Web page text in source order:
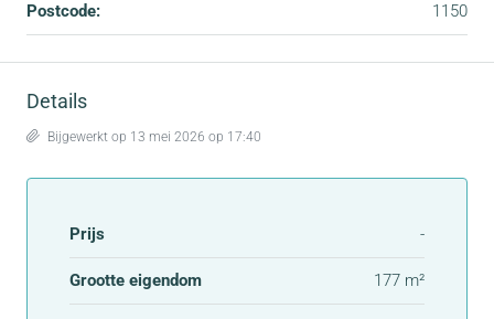
Postcode: 1150
Details
Bijgewerkt op 13 mei 2026 op 17:40
Prijs -
Grootte eigendom 177 m²